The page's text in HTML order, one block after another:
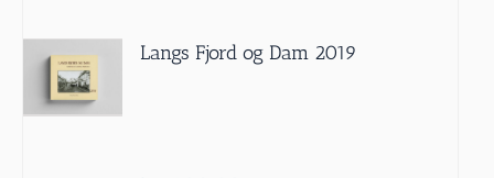
Langs Fjord og Dam 2019